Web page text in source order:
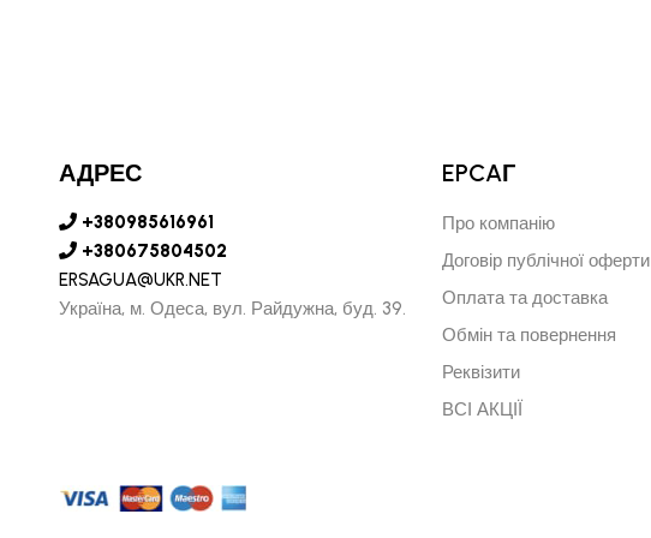
АДРЕС
+380985616961
+380675804502
ERSAGUA@UKR.NET
Україна, м. Одеса, вул. Райдужна, буд. 39.
EPCAГ
Про компанію
Договір публічної оферти
Оплата та доставка
Обмін та повернення
Реквізити
ВСІ АКЦІЇ